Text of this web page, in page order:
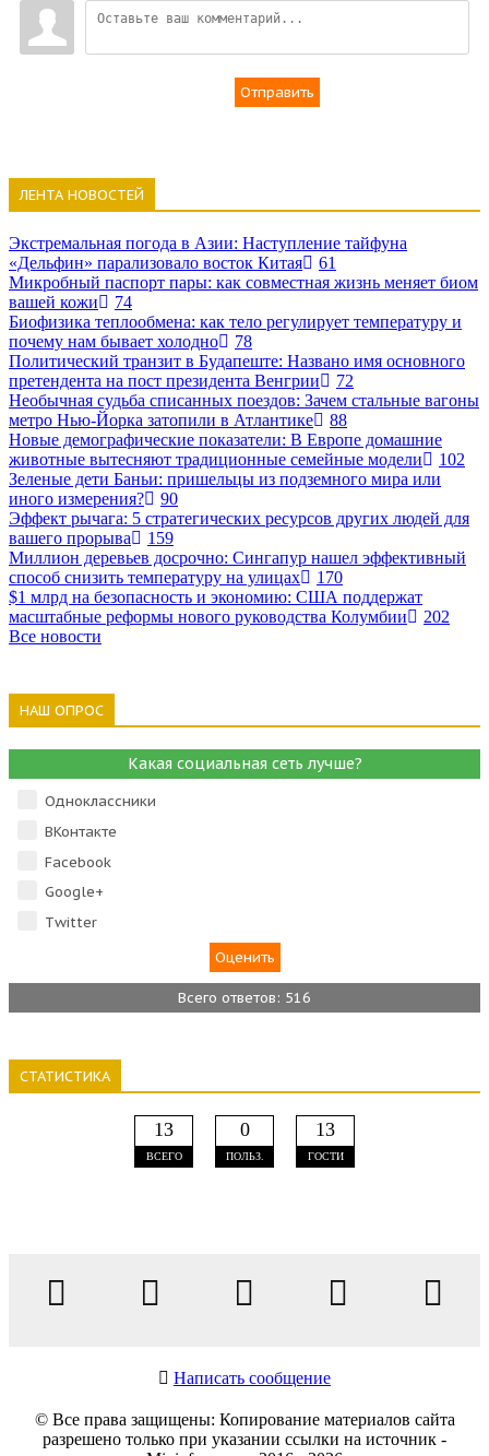
Отправить
ЛЕНТА НОВОСТЕЙ
Экстремальная погода в Азии: Наступление тайфуна
«Дельфин» парализовало восток Китая
61
Микробный паспорт пары: как совместная жизнь меняет биом
вашей кожи
74
Биофизика теплообмена: как тело регулирует температуру и
почему нам бывает холодно
78
Политический транзит в Будапеште: Названо имя основного
претендента на пост президента Венгрии
72
Необычная судьба списанных поездов: Зачем стальные вагоны
метро Нью-Йорка затопили в Атлантике
88
Новые демографические показатели: В Европе домашние
животные вытесняют традиционные семейные модели
102
Зеленые дети Баньи: пришельцы из подземного мира или
иного измерения?
90
Эффект рычага: 5 стратегических ресурсов других людей для
вашего прорыва
159
Миллион деревьев досрочно: Сингапур нашел эффективный
способ снизить температуру на улицах
170
$1 млрд на безопасность и экономию: США поддержат
масштабные реформы нового руководства Колумбии
202
Все новости
НАШ ОПРОС
Какая социальная сеть лучше?
Одноклассники
ВКонтакте
Facebook
Google+
Тwitter
Всего ответов: 516
СТАТИСТИКА
13
ВСЕГО
0
ПОЛЬЗ.
13
ГОСТИ
Написать сообщение
© Все права защищены: Копирование материалов сайта
разрешено только при указании ссылки на источник -